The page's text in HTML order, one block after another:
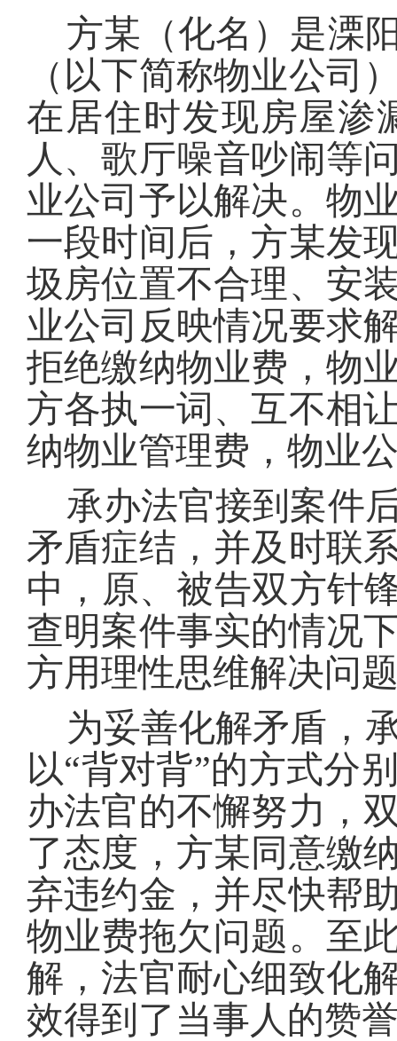
方某（化名）是溧
（以下简称物业公司
在居住时发现房屋渗
人、歌厅噪音吵闹等
业公司予以解决。物
一段时间后，方某发
圾房位置不合理、安
业公司反映情况要求
拒绝缴纳物业费，物
方各执一词、互不相
纳物业管理费，物业
承办法官接到案件
矛盾症结，并及时联
中，原、被告双方针
查明案件事实的情况
方用理性思维解决问
为妥善化解矛盾，
以“背对背”的方式分
办法官的不懈努力，
了态度，方某同意缴
弃违约金，并尽快帮
物业费拖欠问题。至
解，法官耐心细致化
效得到了当事人的赞